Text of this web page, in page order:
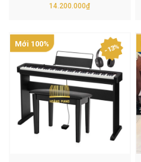
14.200.000₫
- 13%
Mới 100%